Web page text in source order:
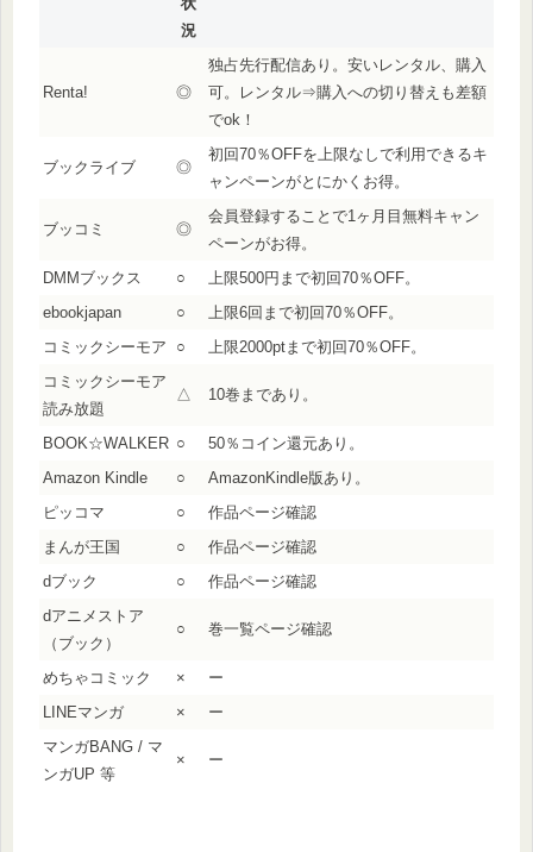
況
Renta! ◎
独占先行配信あり。安いレンタル、購入
可。レンタル⇒購入への切り替えも差額
でok！
ブックライブ ◎
初回70％OFFを上限なしで利用できるキ
ャンペーンがとにかくお得。
ブッコミ ◎
会員登録することで1ヶ月目無料キャン
ペーンがお得。
DMMブックス
○
上限500円まで初回70％OFF。
ebookjapan
○
上限6回まで初回70％OFF。
コミックシーモア
○
上限2000ptまで初回70％OFF。
コミックシーモア
読み放題
△ 10巻まであり。
BOOK☆WALKER ○
50％コイン還元あり。
Amazon Kindle
○
AmazonKindle版あり。
ピッコマ
○
作品ページ確認
まんが王国
○
作品ページ確認
dブック
○
作品ページ確認
dアニメストア
（ブック）
○ 巻一覧ページ確認
めちゃコミック ×
ー
LINEマンガ
×
ー
マンガBANG / マ
ンガUP 等
× ー